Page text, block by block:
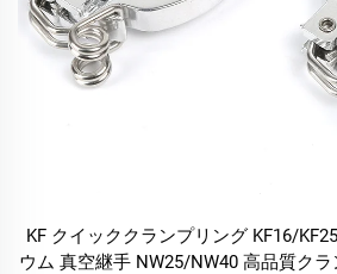
KF クイッククランプリング KF16/
ウム 真空継手 NW25/NW40 高品質ク